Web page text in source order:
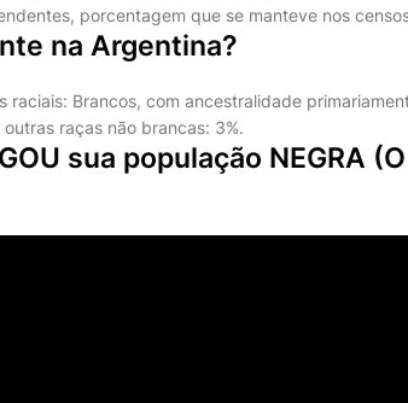
porcentagem que se manteve nos
na Argentina?
raciais: Brancos, com ancestralidade
raças não brancas: 3%.
sua população NEGRA (O